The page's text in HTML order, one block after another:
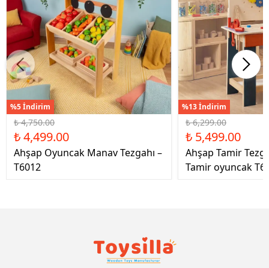
%5 İndirim
₺ 4,750.00
₺ 4,499.00
Ahşap Oyuncak Manav Tezgahı –
T6012
%13 İndirim
₺ 6,299.00
₺ 5,499.00
Ahşap Tamir
Tamir oyuncak